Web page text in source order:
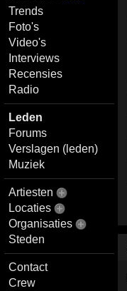
Trends
Foto's
Video's
Interviews
Recensies
Radio
Leden
Forums
Verslagen (leden)
Muziek
Artiesten
Locaties
Organisaties
Steden
Contact
Crew